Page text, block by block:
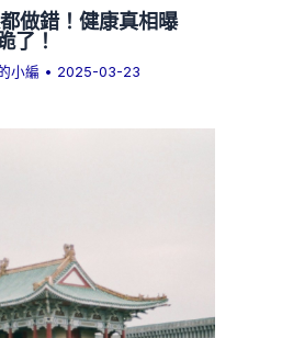
做錯！健康真相曝
了！
小編 • 2025-03-23